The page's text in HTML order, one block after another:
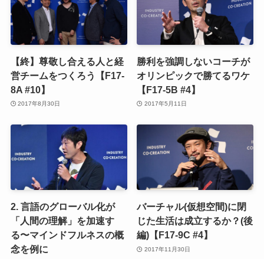
【終】尊敬し合える人と経
営チームをつくろう【F17-
8A #10】
2017年8月30日
勝利を強調しないコーチが
オリンピックで勝てるワケ
【F17-5B #4】
2017年5月11日
2. 言語のグローバル化が
「人間の理解」を加速す
る〜マインドフルネスの概
念を例に
バーチャル(仮想空間)に閉
じた生活は成立するか？(後
編)【F17-9C #4】
2017年11月30日